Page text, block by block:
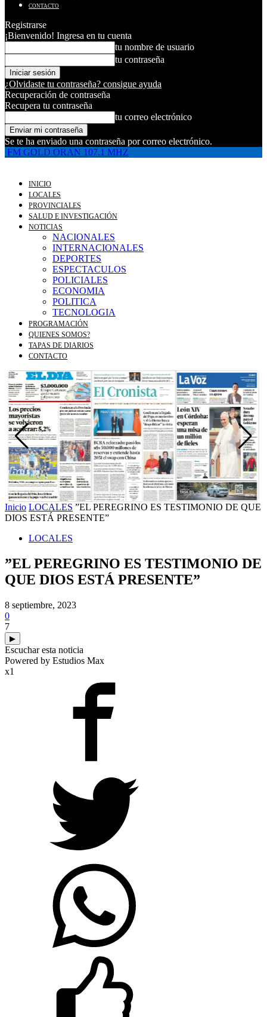
CONTACTO
Registrarse
¡Bienvenido! Ingresa en tu cuenta
tu nombre de usuario
tu contraseña
¿Olvidaste tu contraseña? consigue ayuda
Recuperación de contraseña
Recupera tu contraseña
tu correo electrónico
Se te ha enviado una contraseña por correo electrónico.
FM GOLD ORAN 107.1 MHZ
INICIO
LOCALES
PROVINCIALES
SALUD E INVESTIGACIÓN
NOTICIAS
NACIONALES
INTERNACIONALES
DEPORTES
ESPECTACULOS
POLICIALES
ECONOMIA
POLITICA
TECNOLOGIA
PROGRAMACIÓN
QUIENES SOMOS?
TAPAS DE DIARIOS
CONTACTO
Inicio LOCALES ”EL PEREGRINO ES TESTIMONIO DE QUE
DIOS ESTÁ PRESENTE”
LOCALES
”EL PEREGRINO ES TESTIMONIO DE
QUE DIOS ESTÁ PRESENTE”
8 septiembre, 2023
0
7
▶
Escuchar esta noticia
Powered by Estudios Max
x1